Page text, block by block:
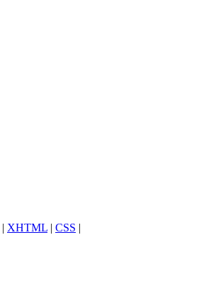
| XHTML | CSS |